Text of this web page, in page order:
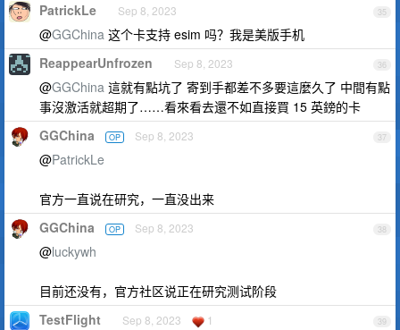
35
PatrickLe Sep 8, 2023
@GGChina 这个卡支持 esim 吗？我是美版手机
36
ReappearUnfrozen Sep 8, 2023
@GGChina 這就有點坑了 寄到手都差不多要這麼久了 中間有點
事沒激活就超期了……看來看去還不如直接買 15 英鎊的卡
37
GGChina OP Sep 8, 2023
@PatrickLe
官方一直说在研究，一直没出来
38
GGChina OP Sep 8, 2023
@luckywh
目前还没有，官方社区说正在研究测试阶段
39
TestFlight Sep 8, 2023 1